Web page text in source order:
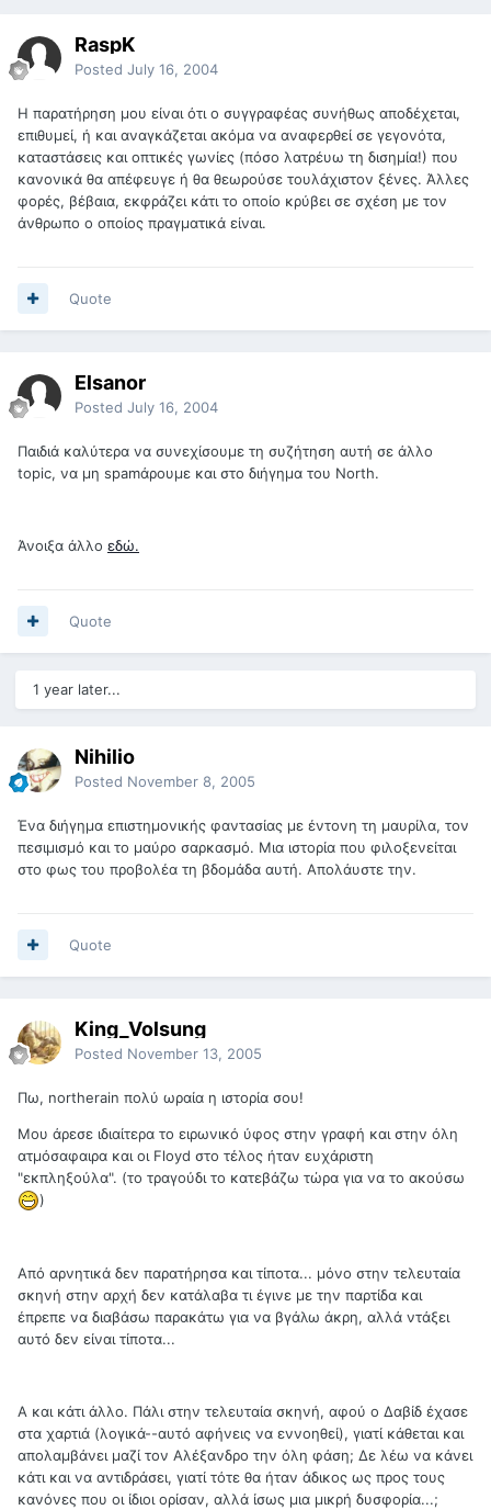
RaspK
Posted July 16, 2004
Η παρατήρηση μου είναι ότι ο συγγραφέας συνήθως αποδέχεται,
επιθυμεί, ή και αναγκάζεται ακόμα να αναφερθεί σε γεγονότα,
καταστάσεις και οπτικές γωνίες (πόσο λατρέυω τη δισημία!) που
κανονικά θα απέφευγε ή θα θεωρούσε τουλάχιστον ξένες. Άλλες
φορές, βέβαια, εκφράζει κάτι το οποίο κρύβει σε σχέση με τον
άνθρωπο ο οποίος πραγματικά είναι.
Quote
Elsanor
Posted July 16, 2004
Παιδιά καλύτερα να συνεχίσουμε τη συζήτηση αυτή σε άλλο
topic, να μη spamάρουμε και στο διήγημα του North.
Άνοιξα άλλο εδώ.
Quote
1 year later...
Nihilio
Posted November 8, 2005
Ένα διήγημα επιστημονικής φαντασίας με έντονη τη μαυρίλα, τον
πεσιμισμό και το μαύρο σαρκασμό. Μια ιστορία που φιλοξενείται
στο φως του προβολέα τη βδομάδα αυτή. Απολάυστε την.
Quote
King_Volsung
Posted November 13, 2005
Πω, northerain πολύ ωραία η ιστορία σου!
Μου άρεσε ιδιαίτερα το ειρωνικό ύφος στην γραφή και στην όλη
ατμόσαφαιρα και οι Floyd στο τέλος ήταν ευχάριστη
"εκπληξούλα". (το τραγούδι το κατεβάζω τώρα για να το ακούσω
)
Από αρνητικά δεν παρατήρησα και τίποτα... μόνο στην τελευταία
σκηνή στην αρχή δεν κατάλαβα τι έγινε με την παρτίδα και
έπρεπε να διαβάσω παρακάτω για να βγάλω άκρη, αλλά ντάξει
αυτό δεν είναι τίποτα...
Α και κάτι άλλο. Πάλι στην τελευταία σκηνή, αφού ο Δαβίδ έχασε
στα χαρτιά (λογικά--αυτό αφήνεις να εννοηθεί), γιατί κάθεται και
απολαμβάνει μαζί τον Αλέξανδρο την όλη φάση; Δε λέω να κάνει
κάτι και να αντιδράσει, γιατί τότε θα ήταν άδικος ως προς τους
κανόνες που οι ίδιοι ορίσαν, αλλά ίσως μια μικρή δυσφορία...;